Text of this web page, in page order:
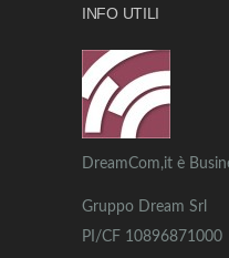
INFO UTILI
DreamCom,it è
Gruppo Dream Srl
PI/CF 10896871000